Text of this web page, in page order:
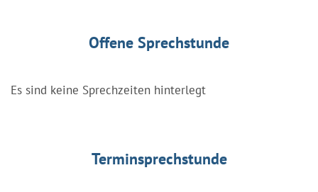
Offene Sprechstunde
Es sind keine Sprechzeiten hinterlegt
Terminsprechstunde